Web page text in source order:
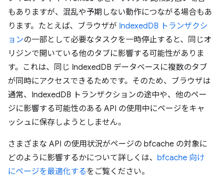
もありますが、混乱や予期しない動作につながる場合もあ
ります。たとえば、ブラウザが IndexedDB トランザクシ
ョンの一部として必要なタスクを一時停止すると、同じオ
リジンで開いている他のタブに影響する可能性がありま
す。これは、同じ IndexedDB データベースに複数のタブ
が同時にアクセスできるためです。そのため、ブラウザは
通常、IndexedDB トランザクションの途中や、他のペー
ジに影響する可能性のある API の使用中にページをキャ
ッシュに保存しようとしません。
さまざまな API の使用状況がページの bfcache の対象に
どのように影響するかについて詳しくは、 bfcache 向け
にページを最適化するをご覧ください。